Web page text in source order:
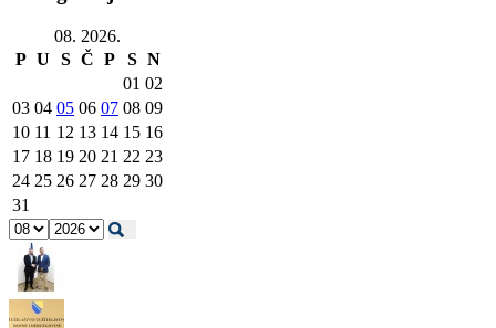
08. 2026.
P U S Č P S N
01 02
03 04 05 06 07 08 09
10 11 12 13 14 15 16
17 18 19 20 21 22 23
24 25 26 27 28 29 30
31